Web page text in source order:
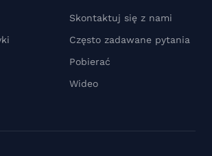
Skontaktuj się z nami
Często zadawane pytania
Pobierać
Wideo